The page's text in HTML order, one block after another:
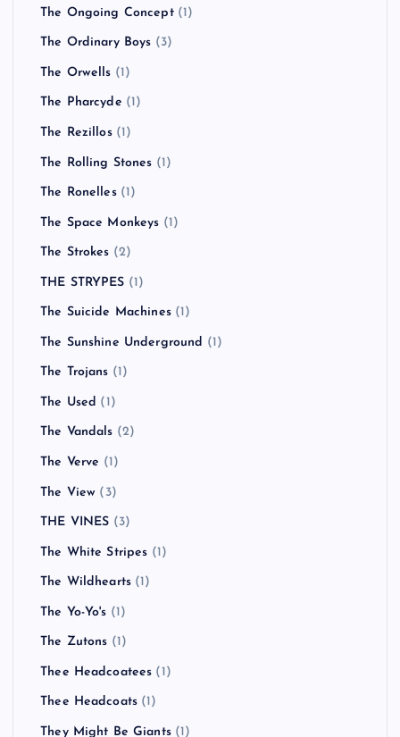
The Ongoing Concept(1)
The Ordinary Boys (3)
The Orwells (1)
The Pharcyde (1)
The Rezillos(1)
The Rolling Stones (1)
The Ronelles(1)
The Space Monkeys (1)
The Strokes (2)
THE STRYPES (1)
The Suicide Machines(1)
The Sunshine Underground (1)
The Trojans (1)
The Used (1)
The Vandals (2)
The Verve (1)
The View (3)
THE VINES (3)
The White Stripes (1)
The Wildhearts (1)
The Yo-Yo's (1)
The Zutons (1)
Thee Headcoatees (1)
Thee Headcoats (1)
They Might Be Giants(1)